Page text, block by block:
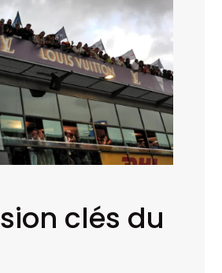
clés du